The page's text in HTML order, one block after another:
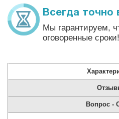
Всегда точно
Мы гарантируем,
оговоренные сроки!
Вопрос -